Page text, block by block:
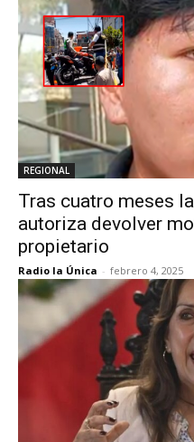
REGIONAL
Tras cuatro meses
autoriza devolver
propietario
Radio la Única - febrero 4, 2025